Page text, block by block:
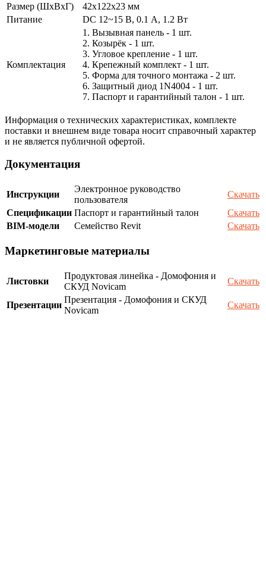
Размер (ШxВxГ)
42x122x23 мм
Питание
DC 12~15 В, 0.1 А, 1.2 Вт
Комплектация
1. Вызывная панель - 1 шт.
2. Козырёк - 1 шт.
3. Угловое крепление - 1 шт.
4. Крепежный комплект - 1 шт.
5. Форма для точного монтажа - 2 шт.
6. Защитный диод 1N4004 - 1 шт.
7. Паспорт и гарантийный талон - 1 шт.
Информация о технических характеристиках, комплекте
поставки и внешнем виде товара носит справочный характер
и не является публичной офертой.
Документация
Инструкции
Электронное руководство
пользователя
Скачать
Спецификации Паспорт и гарантийный талон
Скачать
BIM-модели
Семейство Revit Скачать
Маркетинговые материалы
Листовки
Продуктовая линейка - Домофония и
СКУД Novicam
Скачать
Презентации
Презентация - Домофония и СКУД
Novicam
Скачать